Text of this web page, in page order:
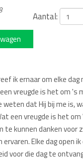
Aantal:
ik ernaar om elke
vreugde is het om 's
dat Hij bij me is,
een vreugde is het
te kunnen danken voor
Elke dag open
voor die dag te